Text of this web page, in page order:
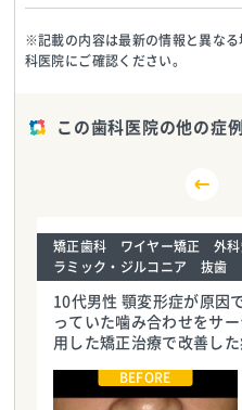
※記載の内容は最新の情報と異な
科医院にご確認ください。
この歯科医院の他の症例
矯正歯科 ワイヤー矯正 外
ラミック・ジルコニア 抜歯
10代男性 顎変形症が原因
っていた噛み合わせをサ
用した矯正治療で改善した